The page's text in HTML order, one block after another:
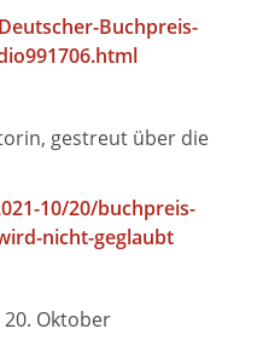
Buchpreis-
gestreut über die
10/20/buchpreis-
nicht-geglaubt
20. Oktober